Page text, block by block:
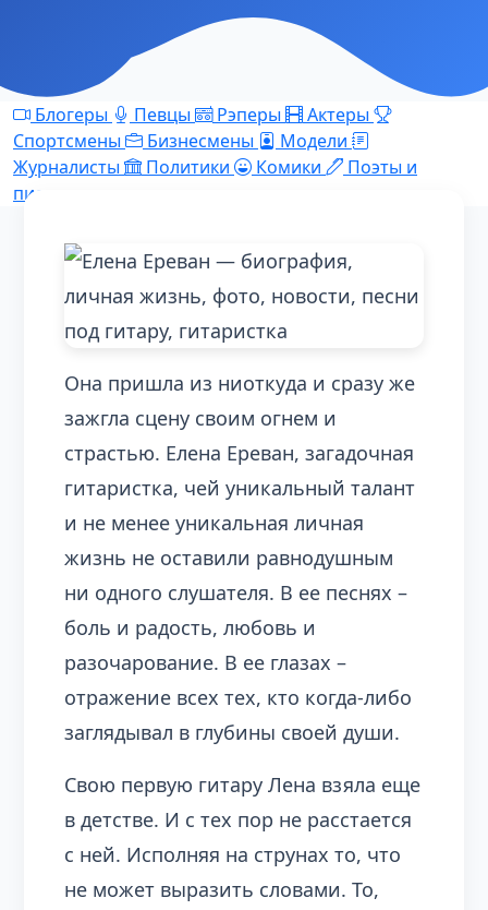
Блогеры Певцы Рэперы
Актеры
Спортсмены
Бизнесмены
Модели
Журналисты
Политики Комики
Поэты и
писатели
Она пришла из ниоткуда и сразу же
зажгла сцену своим огнем и
страстью. Елена Ереван, загадочная
гитаристка, чей уникальный талант
и не менее уникальная личная
жизнь не оставили равнодушным
ни одного слушателя. В ее песнях –
боль и радость, любовь и
разочарование. В ее глазах –
отражение всех тех, кто когда-либо
заглядывал в глубины своей души.
Свою первую гитару Лена взяла еще
в детстве. И с тех пор не расстается
с ней. Исполняя на струнах то, что
не может выразить словами. То,